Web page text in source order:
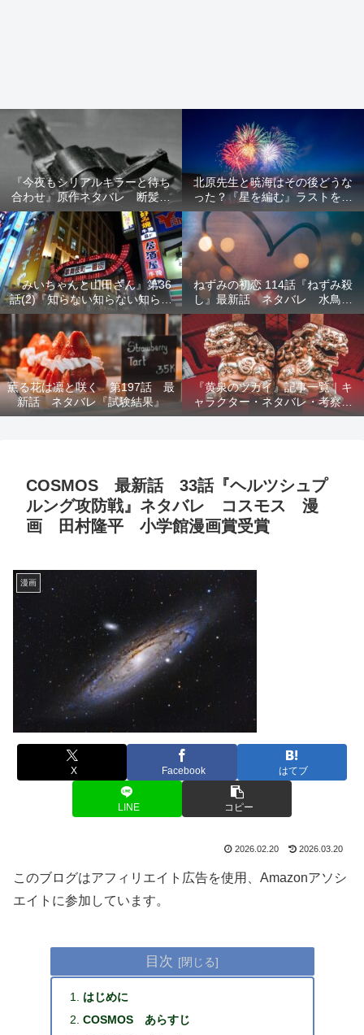
『今夜もシリアルキラーと待ち
合わせ』原作ネタバレ 断髪オ
ブジェ殺人事件 犯人の正体や
結末を解説
北原先生と暁海はその後どうな
った？『星を編む』ラストをネ
タバレ解説
『みいちゃんと山田さん』第36
話(2)『知らない知らない知らな
い』最新話 ネタバレ 犯人確
定 次回最終回
ねずみの初恋 114話『ねずみ殺
し』最新話 ネタバレ 水鳥死
亡 鯆を殺すか
薫る花は凛と咲く 第197話 最
新話 ネタバレ『試験結果』
『黄泉のツガイ』記事一覧｜キ
ャラクター・ネタバレ・考察・
死亡キャラまとめ【完全ガイ
COSMOS 最新話 33話『ヘルツシュプ
ルング攻防戦』ネタバレ コスモス 漫
画 田村隆平 小学館漫画賞受賞
漫画
X Facebook はてブ
LINE コピー
2026.02.20 2026.03.20
このブログはアフィリエイト広告を使用、Amazonアソシ
エイトに参加しています。
目次
はじめに
COSMOS あらすじ